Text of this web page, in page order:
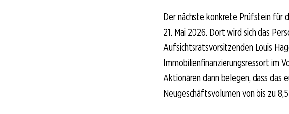
Der nächste konkrete Prüfstein für
21. Mai 2026. Dort wird sich das
Aufsichtsratsvorsitzenden Louis
Immobilienfinanzierungsressort im
Aktionären dann belegen, dass das
Neugeschäftsvolumen von bis zu